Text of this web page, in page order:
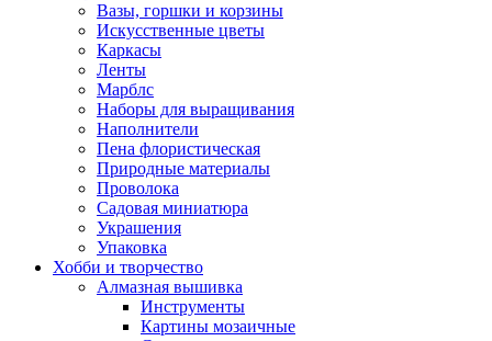
Вазы, горшки и корзины
Искусственные цветы
Каркасы
Ленты
Марблс
Наборы для выращивания
Наполнители
Пена флористическая
Природные материалы
Проволока
Садовая миниатюра
Украшения
Упаковка
Хобби и творчество
Алмазная вышивка
Инструменты
Картины мозаичные